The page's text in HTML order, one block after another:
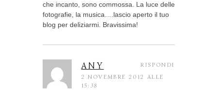
che incanto, sono commossa. La luce delle
fotografie, la musica….lascio aperto il tuo
blog per deliziarmi. Bravissima!
ANY
2 NOVEMBRE 2012 ALLE
15:38
RISPONDI